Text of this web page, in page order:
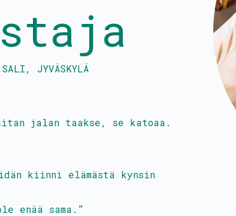
, JYVÄSKYLÄ
jalan taakse, se katoaa.
kiinni elämästä kynsin
enää sama.”